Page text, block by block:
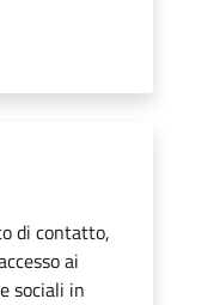
di contatto,
ai
sociali in